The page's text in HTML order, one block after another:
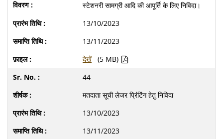
स्टेशनरी सामग्री आदि की आपूर्ति के लिए निविदा।
13/10/2023
13/11/2023
देखें
(5 MB)
44
मतदाता सूची लेजर प्रिंटिंग हेतु निविदा
13/10/2023
13/11/2023